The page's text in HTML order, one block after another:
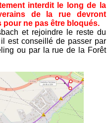
interdit le long de la
de la rue devront
ne pas être bloqués.
et rejoindre le reste du
est conseillé de passer par
ou par la rue de la Forêt